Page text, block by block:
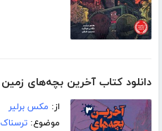
دانلود کتاب آخرین بچه‌های زمین 3: هیولای کابوس
از: مکس برلیر
موضوع:ترسناک